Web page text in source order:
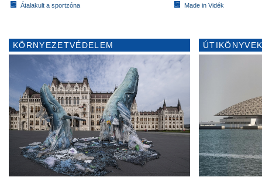
Átalakult a sportzóna
Made in Vidék
KÖRNYEZETVÉDELEM